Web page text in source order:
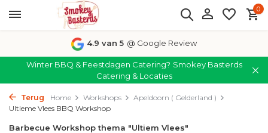
0
4.9 van 5 @ Google Review
Winter BBQ & Feestdagen Catering? Smokey Basterds
Catering & Locaties
Terug Home Workshops
Apeldoorn ( Gelderland )
Ultieme Vlees BBQ Workshop
Barbecue Workshop thema "Ultiem Vlees"